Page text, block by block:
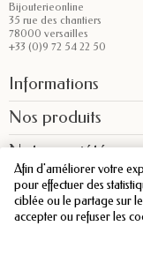
Bijouterieonline
35 rue des chantiers
78000 versailles
+33 (0)9 72 54 22 50
Informations
Nos produits
Notre société
Afin d'améliorer votre
pour effectuer des
ciblée ou le partage sur
accepter ou refuser les